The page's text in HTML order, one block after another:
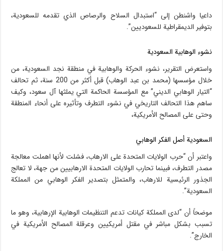
داعيا واشنطن إلى “استبدال السلاح والرصاص الذي تقدمه للسعودية،
بتوفير الديمقراطية للسعوديين”.
نشوء الوهابية السعودية
واستعرض التقرير، نشوء الحركة والوهابية في منطقة نجد السعودية، من
خلال مؤسسها (محمد بن عبد الوهاب) قبل أكثر من 200 سنة، ثم تحالف
“التيار الوهابي الديني” مع المؤسسة الحاكمة التي يملثها آل سعود، وكيف
ساهم هذا التحالف التاريخي في نشوء التطرف وتأثيره على أنحاء المنطقة
وحتى على المصالح الأمريكية،
السعودية أصل الفكر الوهابي
واعتبر أن “حرب الولايات المتحدة على الارهاب، فشلت لأنها اهملت معالجة
مصدر التطرف، فبينما تحارب الولايات المتحدة الارهابيين من جهة، لا تعالج
الجذور الرئيسية للارهاب، والمتمثل بتصدير الفكر الوهابي من المملكة
السعودية”.
موضحاً أن “لدى المملكة كيانات تدعم التنظيمات الوهابية الإرهابية، وهو ما
تسبب بشكل مباشر في مقتل أمريكيين وعرقلة المصالح الأمريكية في
الخارج”.